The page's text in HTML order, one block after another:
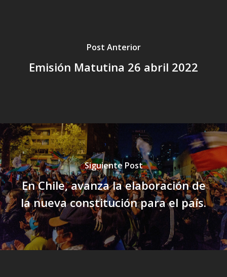
Post Anterior
Emisión Matutina 26 abril 2022
Siguiente Post
En Chile, avanza la elaboración de
la nueva constitución para el país.